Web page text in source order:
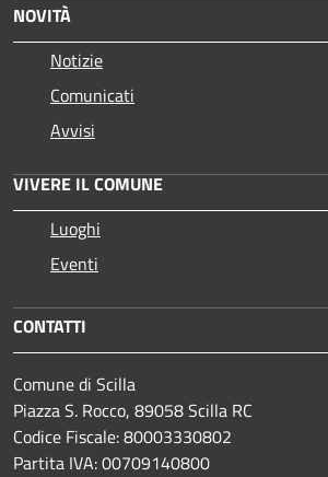
NOVITÀ
Notizie
Comunicati
Avvisi
VIVERE IL COMUNE
Luoghi
Eventi
CONTATTI
Comune di Scilla
Piazza S. Rocco, 89058 Scilla RC
Codice Fiscale: 80003330802
Partita IVA: 00709140800